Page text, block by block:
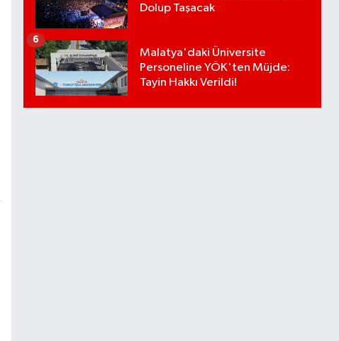
Dolup Taşacak
Malatya'daki Üniversite
Personeline YÖK'ten Müjde:
Tayin Hakkı Verildi!
6